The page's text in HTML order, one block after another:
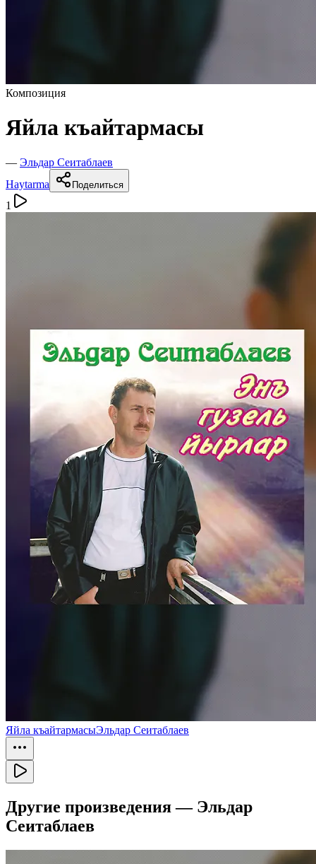
Композиция
Яйла къайтармасы
— Эльдар Сеитаблаев
Haytarma
Поделиться
1
Яйла къайтармасыЭльдар Сеитаблаев
Другие произведения — Эльдар
Сеитаблаев